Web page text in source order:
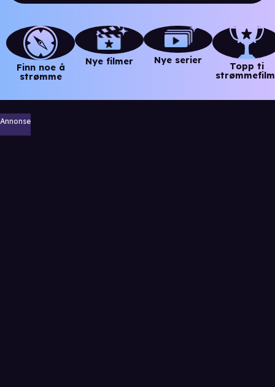
Finn noe å
strømme
Nye filmer Nye serier
Topp ti
Annonse